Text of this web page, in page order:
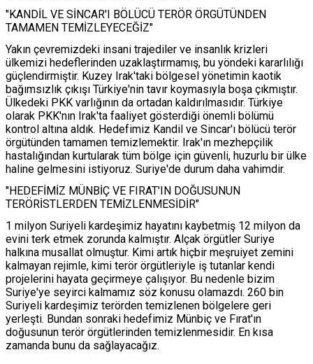
"KANDİL VE SİNCAR'I BÖLÜCÜ TERÖR ÖRGÜTÜNDEN
TAMAMEN TEMİZLEYECEĞİZ"
Yakın çevremizdeki insani trajediler ve insanlık krizleri
ülkemizi hedeflerinden uzaklaştırmamış, bu yöndeki kararlılığı
güçlendirmiştir. Kuzey Irak'taki bölgesel yönetimin kaotik
bağımsızlık çıkışı Türkiye'nin tavır koymasıyla boşa çıkmıştır.
Ülkedeki PKK varlığının da ortadan kaldırılmasıdır. Türkiye
olarak PKK'nın Irak'ta faaliyet gösterdiği önemli bölümü
kontrol altına aldık. Hedefimiz Kandil ve Sincar'ı bölücü terör
örgütünden tamamen temizlemektir. Irak'ın mezhepçilik
hastalığından kurtularak tüm bölge için güvenli, huzurlu bir ülke
haline gelmesini istiyoruz. Suriye'de durum daha vahimdir.
"HEDEFİMİZ MÜNBİÇ VE FIRAT'IN DOĞUSUNUN
TERÖRİSTLERDEN TEMİZLENMESİDİR"
1 milyon Suriyeli kardeşimiz hayatını kaybetmiş 12 milyon da
evini terk etmek zorunda kalmıştır. Alçak örgütler Suriye
halkına musallat olmuştur. Kimi artık hiçbir meşruiyet zemini
kalmayan rejimle, kimi terör örgütleriyle iş tutanlar kendi
projelerini hayata geçirmeye çalışıyor. Bu nedenle bizim
Suriye'ye seyirci kalmamız söz konusu olamazdı. 260 bin
Suriyeli kardeşimiz terörden temizlenen bölgelere geri
yerleşti. Bundan sonraki hedefimiz Münbiç ve Fırat'ın
doğusunun terör örgütlerinden temizlenmesidir. En kısa
zamanda bunu da sağlayacağız.